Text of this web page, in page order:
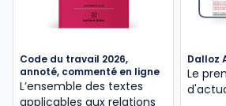
Code du travail 2026,
annoté, commenté en ligne
L’ensemble des textes
applicables aux relations
Dalloz
Le